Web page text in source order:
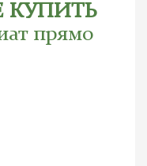
КУПИТЬ
прямо